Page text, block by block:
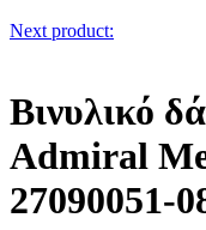
Next product:
Βινυλικό
Admiral
27090051-